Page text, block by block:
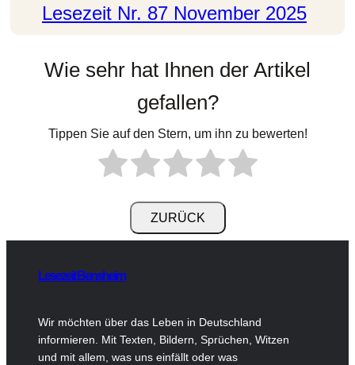
Lesezeit Nr. 87 November 2025
Wie sehr hat Ihnen der Artikel
gefallen?
Tippen Sie auf den Stern, um ihn zu bewerten!
Lesezeit Bensheim
Wir möchten über das Leben in Deutschland
informieren. Mit Texten, Bildern, Sprüchen, Witzen
und mit allem, was uns einfällt oder was